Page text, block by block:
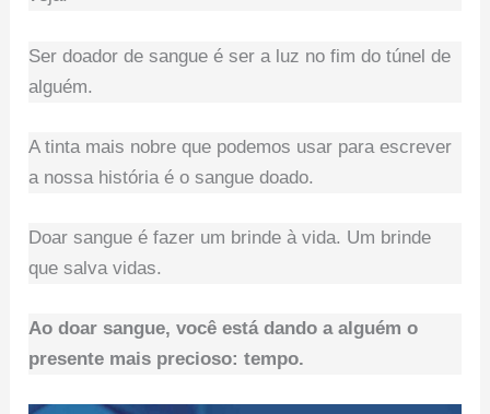
Ser doador de sangue é ser a luz no fim do túnel de
alguém.
A tinta mais nobre que podemos usar para escrever
a nossa história é o sangue doado.
Doar sangue é fazer um brinde à vida. Um brinde
que salva vidas.
Ao doar sangue, você está dando a alguém o
presente mais precioso: tempo.